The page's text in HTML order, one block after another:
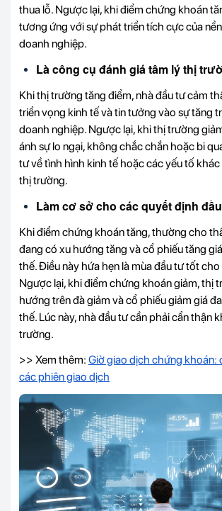
thua lỗ. Ngược lại, khi điểm chứng khoán
tương ứng với sự phát triển tích cực của
doanh nghiệp.
Là công cụ đánh giá tâm lý thị
Khi thị trường tăng điểm, nhà đầu tư cảm
triển vọng kinh tế và tin tưởng vào sự tăng
doanh nghiệp. Ngược lại, khi thị trường
ánh sự lo ngại, không chắc chắn hoặc bi
tư về tình hình kinh tế hoặc các yếu tố
thị trường.
Làm cơ sở cho các quyết định
Khi điểm chứng khoán tăng, thường cho
đang có xu hướng tăng và cổ phiếu tăng
thế. Điều này hứa hẹn là mùa đầu tư tốt
Ngược lại, khi điểm chứng khoán giảm, thị
hướng trên đà giảm và cổ phiếu giảm giá
thế. Lúc này, nhà đầu tư cần phải cẩn thận
trường.
>> Xem thêm: Giờ giao dịch chứng khoán:
các phiên giao dịch